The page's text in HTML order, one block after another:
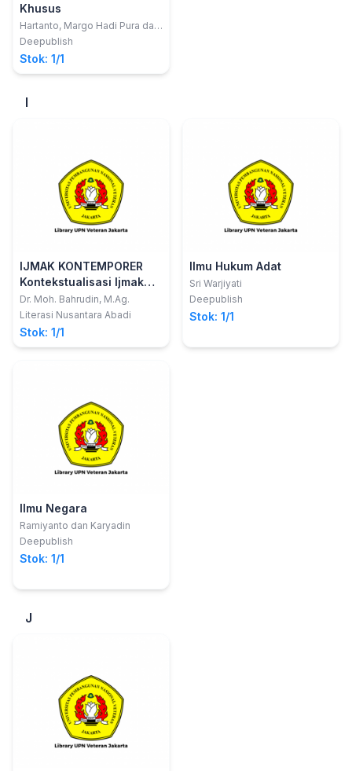
Khusus
Hartanto, Margo Hadi Pura dan
Oci Senjaya
Deepublish
Stok: 1/1
I
IJMAK KONTEMPORER
Kontekstualisasi Ijmak
Dalam Legislasi Hukum
Islam Di Indonesia
Dr. Moh. Bahrudin, M.Ag.
Literasi Nusantara Abadi
Stok: 1/1
Ilmu Hukum Adat
Sri Warjiyati
Deepublish
Stok: 1/1
Ilmu Negara
Ramiyanto dan Karyadin
Deepublish
Stok: 1/1
J